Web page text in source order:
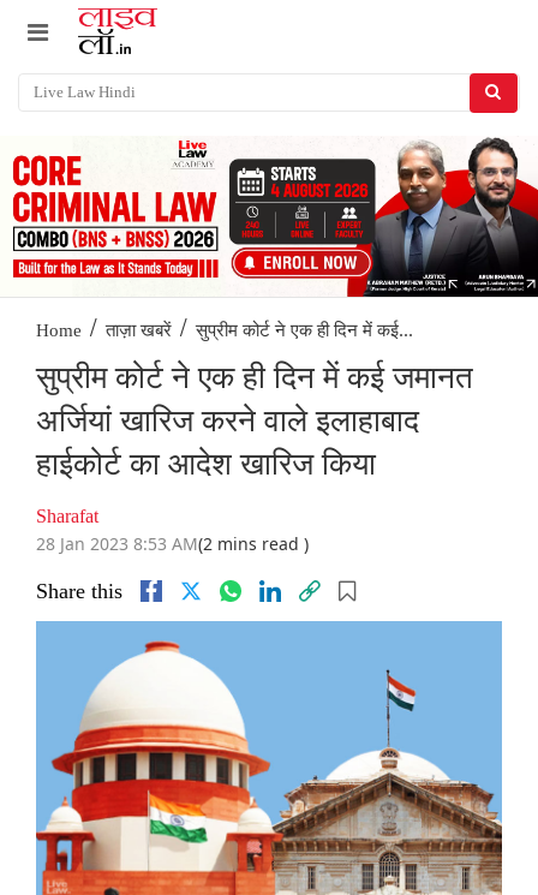
Home / ताज़ा खबरें / सुप्रीम कोर्ट ने एक ही दिन में कई...
सुप्रीम कोर्ट ने एक ही दिन में कई जमानत
अर्जियां खारिज करने वाले इलाहाबाद
हाईकोर्ट का आदेश खारिज किया
Sharafat
28 Jan 2023 8:53 AM(2 mins read )
Share this